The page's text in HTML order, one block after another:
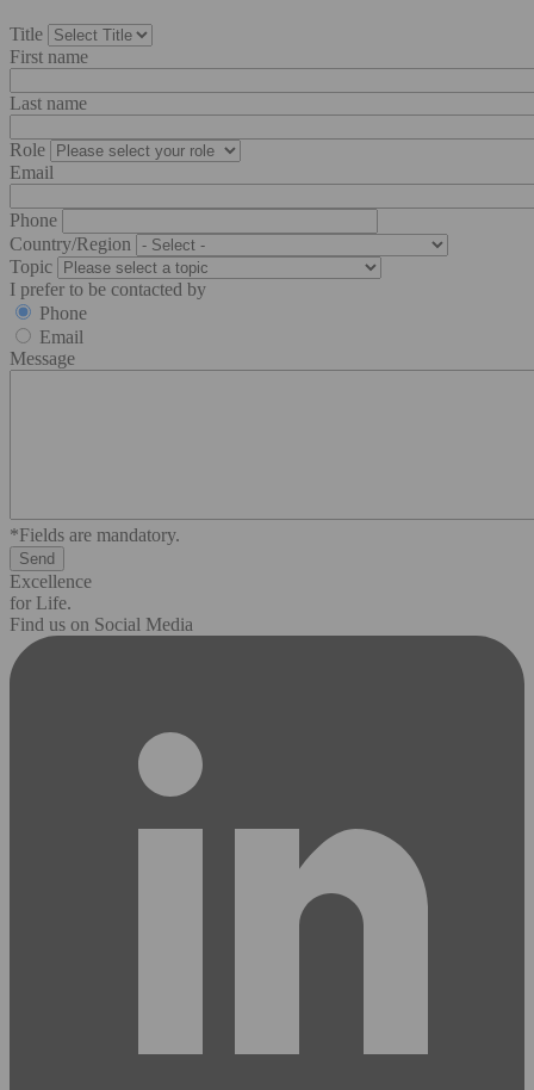
Title
First name
Last name
Role
Email
Phone
Country/Region
Topic
I prefer to be contacted by
Phone
Email
Message
*Fields are mandatory.
Excellence
for Life.
Find us on Social Media